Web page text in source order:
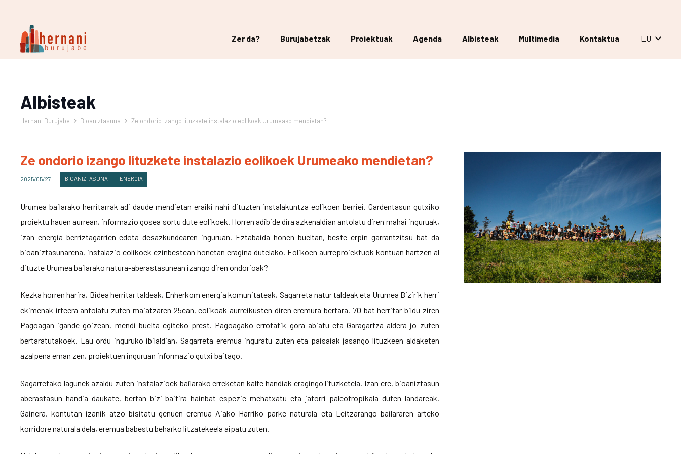
Zer da? Burujabetzak Proiektuak Agenda Albisteak Multimedia Kontaktua EU
Albisteak
Hernani Burujabe Bioaniztasuna Ze ondorio izango lituzkete instalazio eolikoek Urumeako mendietan?
Ze ondorio izango lituzkete instalazio eolikoek Urumeako mendietan?
2025/05/27 BIOANIZTASUNA ENERGIA
Urumea bailarako herritarrak adi daude mendietan eraiki nahi dituzten instalakuntza eolikoen berriei. Gardentasun gutxiko
proiektu hauen aurrean, informazio gosea sortu dute eolikoek. Horren adibide dira azkenaldian antolatu diren mahai inguruak,
izan energia berriztagarrien edota desazkundearen inguruan. Eztabaida honen bueltan, beste erpin garrantzitsu bat da
bioaniztasunarena, instalazio eolikoek ezinbestean honetan eragina dutelako. Eolikoen aurreproiektuok kontuan hartzen al
dituzte Urumea bailarako natura-aberastasunean izango diren ondorioak?
Kezka horren harira, Bidea herritar taldeak, Enherkom energia komunitateak, Sagarreta natur taldeak eta Urumea Bizirik herri
ekimenak irteera antolatu zuten maiatzaren 25ean, eolikoak aurreikusten diren eremura bertara. 70 bat herritar bildu ziren
Pagoagan igande goizean, mendi-buelta egiteko prest. Pagoagako errotatik gora abiatu eta Garagartza aldera jo zuten
bertaratutakoek. Lau ordu inguruko ibilaldian, Sagarreta eremua inguratu zuten eta paisaiak jasango lituzkeen aldaketen
azalpena eman zen, proiektuen inguruan informazio gutxi baitago.
Sagarretako lagunek azaldu zuten instalazioek bailarako erreketan kalte handiak eragingo lituzketela. Izan ere, bioaniztasun
aberastasun handia daukate, bertan bizi baitira hainbat espezie mehatxatu eta jatorri paleotropikala duten landareak.
Gainera, kontutan izanik atzo bisitatu genuen eremua Aiako Harriko parke naturala eta Leitzarango bailararen arteko
korridore naturala dela, eremua babestu beharko litzatekeela aipatu zuten.